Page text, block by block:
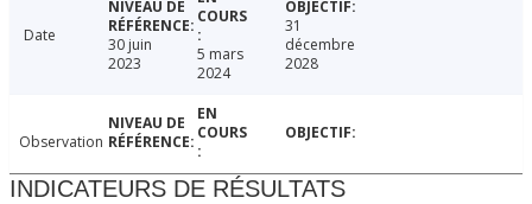
Date
30 juin
2023
5 mars
2024
31
décembre
2028
Observation
INDICATEURS DE RÉSULTATS